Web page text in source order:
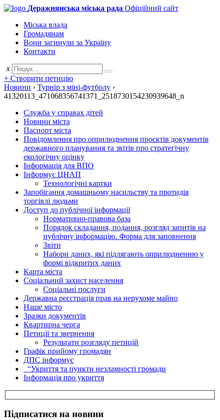
Деражнянська міська рада Офіційний сайт
Міська влада
Громадянам
Вони загинули за Україну
Контакти
x
+ Створити петицію
Новини › Турнір з міні-футболу ›
41320113_471068356741371_2518730154230939648_n
Служба у справах дітей
Новини міста
Паспорт міста
Повідомлення про оприлюднення проєктів документів
державного планування та звітів про стратегічну
екологічну оцінку
Інформація для ВПО
Інформує ЦНАП
Технологічні картки
Запобігання домашньому насильству та протидія
торгівлі людьми
Доступ до публічної інформації
Нормативно-правова база
Порядок складання, подання, розгляд запитів на
публічну інформацію. Форма для заповнення
Звіти
Набори даних, які підлягають оприлюдненню у
формі відкритих даних
Карта міста
Соціальний захист населення
Соціальні послуги
Державна реєстрація прав на нерухоме майно
Наше місто
Зразки документів
Квартирна черга
Петиції та звернення
Результати розгляду петицій
Графік прийому громадян
ДПС інформує
“Укриття та пункти незламності громади
Інформація про укриття
Підписатися на новини